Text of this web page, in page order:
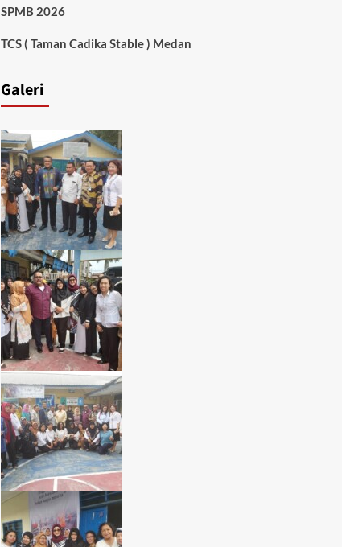
SPMB 2026
TCS ( Taman Cadika Stable ) Medan
Galeri